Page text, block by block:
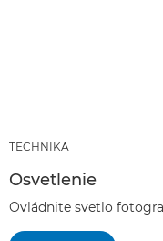
TECHNIKA
Osvetlenie
Ovládnite svetlo